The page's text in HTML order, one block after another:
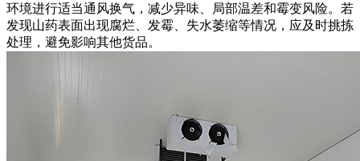
环境进行适当通风换气，减少异味、局部温差和霉变风险。若
发现山药表面出现腐烂、发霉、失水萎缩等情况，应及时挑拣
处理，避免影响其他货品。